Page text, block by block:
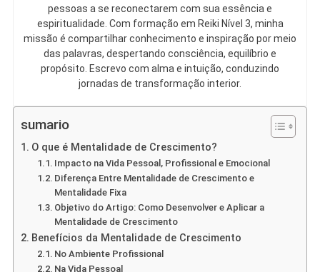
pessoas a se reconectarem com sua essência e
espiritualidade. Com formação em Reiki Nível 3, minha
missão é compartilhar conhecimento e inspiração por meio
das palavras, despertando consciência, equilíbrio e
propósito. Escrevo com alma e intuição, conduzindo
jornadas de transformação interior.
sumario
O que é Mentalidade de Crescimento?
Impacto na Vida Pessoal, Profissional e Emocional
Diferença Entre Mentalidade de Crescimento e
Mentalidade Fixa
Objetivo do Artigo: Como Desenvolver e Aplicar a
Mentalidade de Crescimento
Benefícios da Mentalidade de Crescimento
No Ambiente Profissional
Na Vida Pessoal